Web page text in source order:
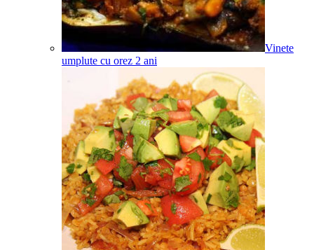
Vinete
umplute cu orez 2 ani